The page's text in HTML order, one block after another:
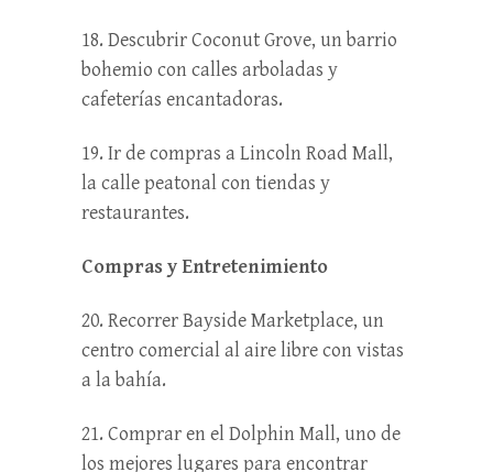
18. Descubrir Coconut Grove, un barrio
bohemio con calles arboladas y
cafeterías encantadoras.
19. Ir de compras a Lincoln Road Mall,
la calle peatonal con tiendas y
restaurantes.
Compras y Entretenimiento
20. Recorrer Bayside Marketplace, un
centro comercial al aire libre con vistas
a la bahía.
21. Comprar en el Dolphin Mall, uno de
los mejores lugares para encontrar